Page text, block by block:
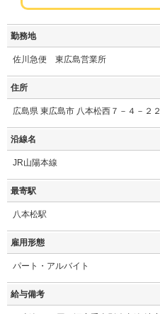
勤務地
佐川急便 東広島営業所
住所
広島県 東広島市 八本松西７－４－２２
沿線名
JR山陽本線
最寄駅
八本松駅
雇用形態
パート・アルバイト
給与備考